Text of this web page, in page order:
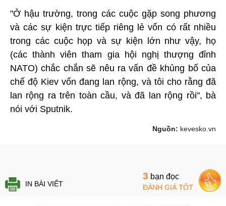
"Ở hậu trường, trong các cuộc gặp song phương
và các sự kiện trực tiếp riêng lẻ vốn có rất nhiều
trong các cuộc họp và sự kiện lớn như vậy, họ
(các thành viên tham gia hội nghị thượng đỉnh
NATO) chắc chắn sẽ nêu ra vấn đề khủng bố của
chế độ Kiev vốn đang lan rộng, và tôi cho rằng đã
lan rộng ra trên toàn cầu, và đã lan rộng rồi", bà
nói với Sputnik.
Nguồn: kevesko.vn
IN BÀI VIẾT
3 bạn đọc
ĐÁNH GIÁ TỐT